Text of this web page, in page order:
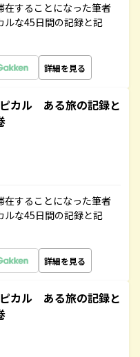
在することになった筆者
ルな45日間の記録と記
詳細を見る
カル ある旅の記録と
在することになった筆者
ルな45日間の記録と記
詳細を見る
カル ある旅の記録と